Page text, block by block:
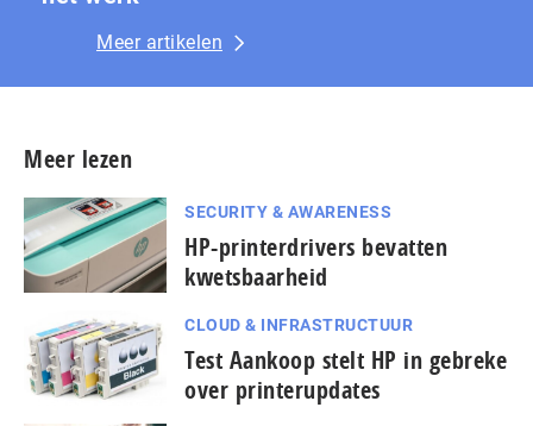
Meer artikelen
Meer lezen
SECURITY & AWARENESS
HP-printerdrivers bevatten
kwetsbaarheid
CLOUD & INFRASTRUCTUUR
Test Aankoop stelt HP in gebreke
over printerupdates